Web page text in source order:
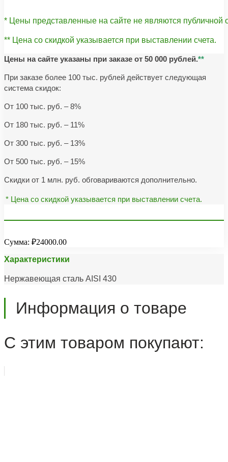
* Цены представленные на сайте не являются публичной
** Цена со скидкой указывается при выставлении счета.
Цены на сайте указаны при заказе от 50 000 рублей.**
При заказе более 100 тыс. рублей действует следующая
система скидок:
От 100 тыс. руб. – 8%
От 180 тыс. руб. – 11%
От 300 тыс. руб. – 13%
От 500 тыс. руб. – 15%
Скидки от 1 млн. руб. обговариваются дополнительно.
* Цена со скидкой указывается при выставлении счета.
Сумма: ₽24000.00
Характеристики
Нержавеющая сталь AISI 430
Информация о товаре
С этим товаром покупают: